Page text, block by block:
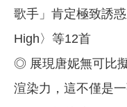
歌手」肯定極致誘
High〉等12首
◎ 展現唐妮無可比
渲染力，這不僅是